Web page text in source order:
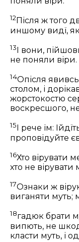
12Після ж того
иншому видї,
13І вони,
не поняли віри.
14Опісля
столом, і
жорстокостю
воскресшого,
15 І рече їм:
проповідуйте
16Хто вірувати
хто не вірувати
17Ознаки ж
виганяти муть;
18гадюк брати
випють, не
класти муть, і